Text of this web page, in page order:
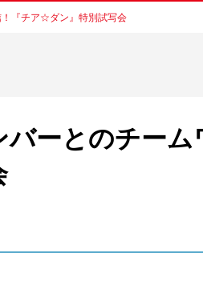
！『チア☆ダン』特別試写会
ーとのチーム